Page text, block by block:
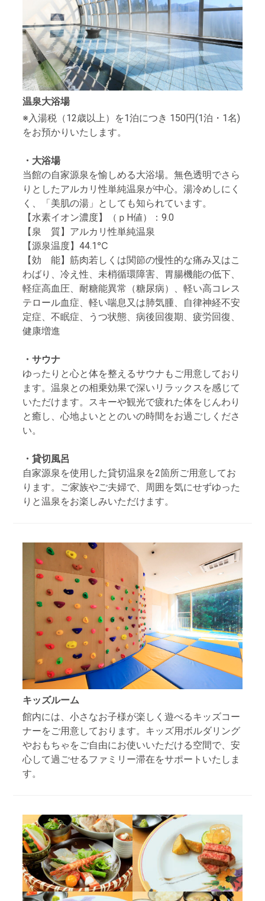
温泉大浴場
※入湯税（12歳以上）を1泊につき 150円(1泊・1名)
をお預かりいたします。
・大浴場
当館の自家源泉を愉しめる大浴場。無色透明でさら
りとしたアルカリ性単純温泉が中心。湯冷めしにく
く、「美肌の湯」としても知られています。
【水素イオン濃度】（ｐH値）：9.0
【泉 質】アルカリ性単純温泉
【源泉温度】44.1℃
【効 能】筋肉若しくは関節の慢性的な痛み又はこ
わばり、冷え性、未梢循環障害、胃腸機能の低下、
軽症高血圧、耐糖能異常（糖尿病）、軽い高コレス
テロール血症、軽い喘息又は肺気腫、自律神経不安
定症、不眠症、うつ状態、病後回復期、疲労回復、
健康増進
・サウナ
ゆったりと心と体を整えるサウナもご用意しており
ます。温泉との相乗効果で深いリラックスを感じて
いただけます。スキーや観光で疲れた体をじんわり
と癒し、心地よいととのいの時間をお過ごしくださ
い。
・貸切風呂
自家源泉を使用した貸切温泉を2箇所ご用意してお
ります。ご家族やご夫婦で、周囲を気にせずゆった
りと温泉をお楽しみいただけます。
キッズルーム
館内には、小さなお子様が楽しく遊べるキッズコー
ナーをご用意しております。キッズ用ボルダリング
やおもちゃをご自由にお使いいただける空間で、安
心して過ごせるファミリー滞在をサポートいたしま
す。